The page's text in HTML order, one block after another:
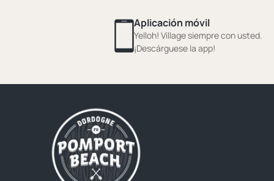
Aplicación móvil
Yelloh! Village siempre con usted.
¡Descárguese la app!